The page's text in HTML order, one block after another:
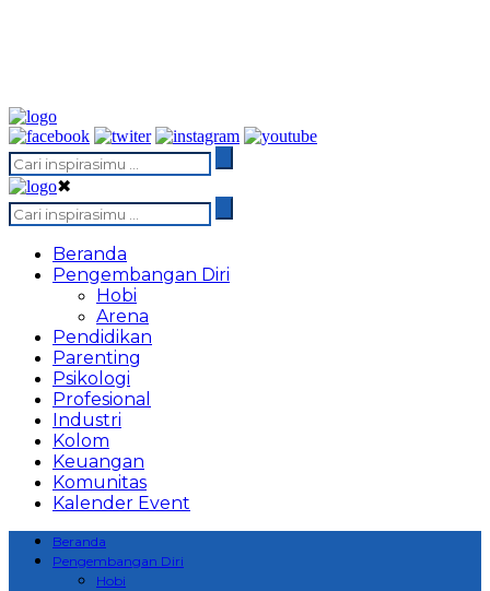
✖
Beranda
Pengembangan Diri
Hobi
Arena
Pendidikan
Parenting
Psikologi
Profesional
Industri
Kolom
Keuangan
Komunitas
Kalender Event
Beranda
Pengembangan Diri
Hobi